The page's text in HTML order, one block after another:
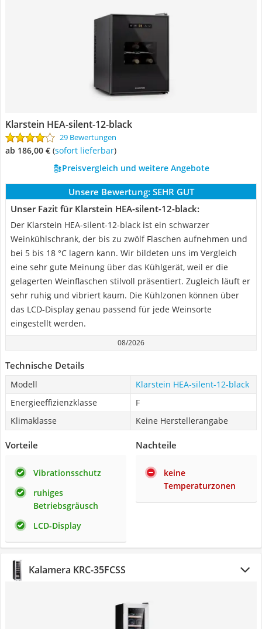
‎Klarstein HEA-silent-12-black
29 Bewertungen
ab 186,00 € ( Sofort lieferbar)
Preisvergleich und weitere Angebote
Unsere Bewertung: SEHR GUT
Unser Fazit für ‎Klarstein HEA-silent-12-black:
Der Klarstein HEA-silent-12-black ist ein schwarzer
Weinkühlschrank, der bis zu zwölf Flaschen aufnehmen und
bei 5 bis 18 °C lagern kann. Wir bildeten uns im Vergleich
eine sehr gute Meinung über das Kühlgerät, weil er die
gelagerten Weinflaschen stilvoll präsentiert. Zugleich läuft er
sehr ruhig und vibriert kaum. Die Kühlzonen können über
das LCD-Display genau passend für jede Weinsorte
eingestellt werden.
08/2026
Technische Details
Modell
‎Klarstein HEA-silent-12-black
Energieeffizienzklasse
F
Klimaklasse
Keine Herstellerangabe
Vorteile
Vibrationsschutz
ruhiges
Betriebsgräusch
LCD-Display
Nachteile
keine
Temperaturzonen
Kalamera KRC-35FCSS